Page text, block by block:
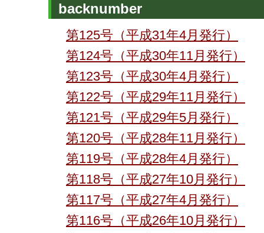
backnumber
第125号（平成31年4月発行）
第124号（平成30年11月発行）
第123号（平成30年4月発行）
第122号（平成29年11月発行）
第121号（平成29年5月発行）
第120号（平成28年11月発行）
第119号（平成28年4月発行）
第118号（平成27年10月発行）
第117号（平成27年4月発行）
第116号（平成26年10月発行）